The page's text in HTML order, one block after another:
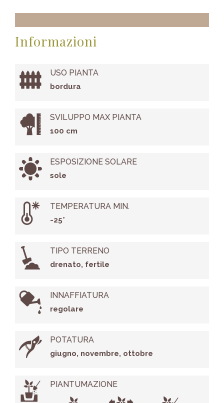
Informazioni
USO PIANTA
bordura
SVILUPPO MAX PIANTA
100 cm
ESPOSIZIONE SOLARE
sole
TEMPERATURA MIN.
-25°
TIPO TERRENO
drenato, fertile
INNAFFIATURA
regolare
POTATURA
giugno, novembre, ottobre
PIANTUMAZIONE